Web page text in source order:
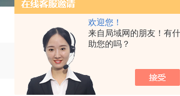
欢迎您！
来自局域网的朋友！有
助您的吗？